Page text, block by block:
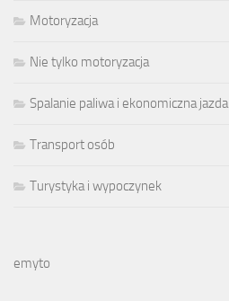
Motoryzacja
Nie tylko motoryzacja
Spalanie paliwa i ekonomiczna jazda
Transport osób
Turystyka i wypoczynek
emyto